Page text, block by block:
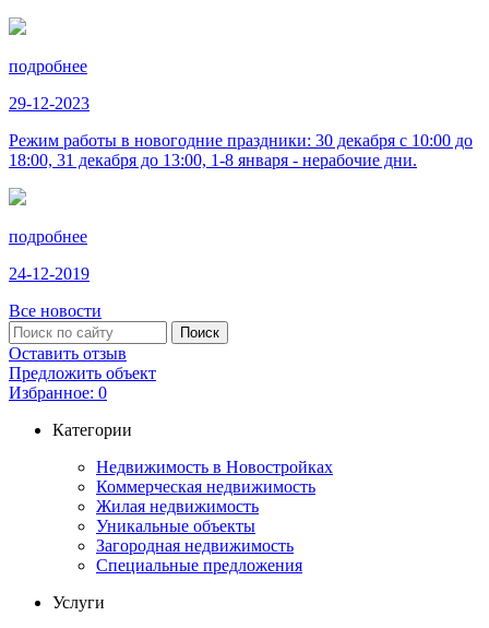
подробнее
29-12-2023
Режим работы в новогодние праздники: 30 декабря с 10:00 до
18:00, 31 декабря до 13:00, 1-8 января - нерабочие дни.
подробнее
24-12-2019
Все новости
Оставить отзыв
Предложить объект
Избранное: 0
Категории
Недвижимость в Новостройках
Коммерческая недвижимость
Жилая недвижимость
Уникальные объекты
Загородная недвижимость
Специальные предложения
Услуги